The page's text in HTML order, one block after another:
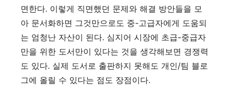
면한다. 이렇게 직면했던 문제와 해결 방안들을 모
아 문서화하면 그것만으로도 중-고급자에게 도움되
는 엄청난 자산이 된다. 심지어 시장에 초급-중급자
만을 위한 도서만이 있다는 것을 생각해보면 경쟁력
도 있다. 실제 도서로 출판하지 못해도 개인/팀 블로
그에 올릴 수 있다는 점도 장점이다.